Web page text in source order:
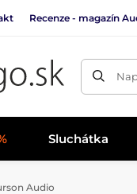
Recenze - magazín
Sluchátka
Audio